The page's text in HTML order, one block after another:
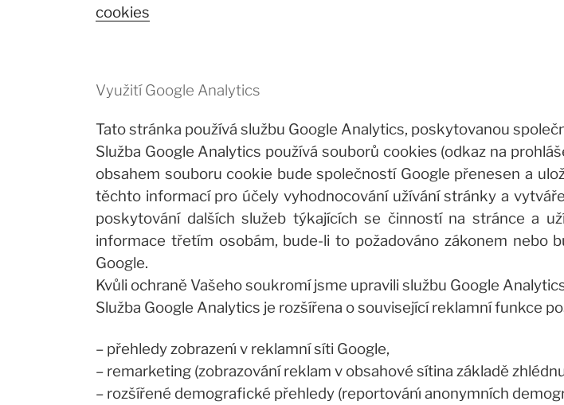
cookies
Využití Google Analytics
Tato stránka používá službu Google Analytics, poskytovanou
Služba Google Analytics používá souborů cookies (odkaz na
obsahem souboru cookie bude společností Google přenesen a
těchto informací pro účely vyhodnocování užívání stránky a
poskytování dalších služeb týkajících se činností na stránce a
informace třetím osobám, bude-li to požadováno zákonem
Google.
Kvůli ochraně Vašeho soukromí jsme upravili službu Google
Služba Google Analytics je rozšířena o související reklamní funkce
– přehledy zobrazenı́ v reklamní síti Google,
– remarketing (zobrazování reklam v obsahové sítina základě
– rozšířené demografické přehledy (reportovánı́ anonymních